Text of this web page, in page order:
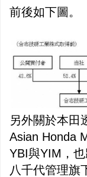
前後如下圖。
另外關於本田
Asian Honda
YBI與YIM，
八千代管理旗